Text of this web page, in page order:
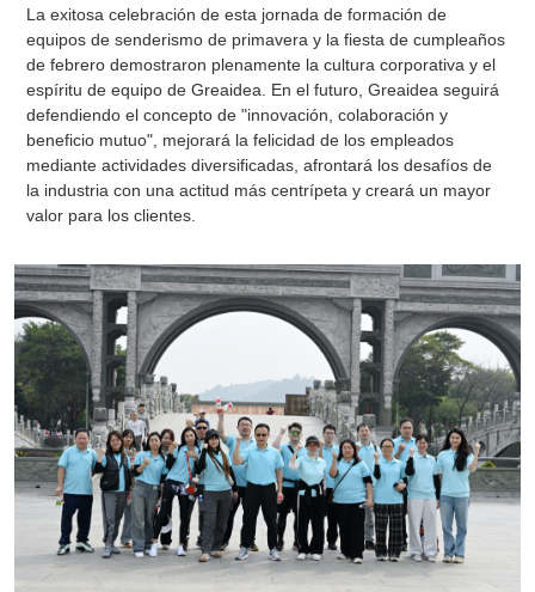
La exitosa celebración de esta jornada de formación de
equipos de senderismo de primavera y la fiesta de cumpleaños
de febrero demostraron plenamente la cultura corporativa y el
espíritu de equipo de Greaidea. En el futuro, Greaidea seguirá
defendiendo el concepto de "innovación, colaboración y
beneficio mutuo", mejorará la felicidad de los empleados
mediante actividades diversificadas, afrontará los desafíos de
la industria con una actitud más centrípeta y creará un mayor
valor para los clientes.